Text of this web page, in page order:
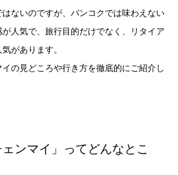
ないのですが、バンコクでは味わえない
人気で、旅行目的だけでなく、リタイア
があります。
の見どころや行き方を徹底的にご紹介し
ンマイ」ってどんなとこ